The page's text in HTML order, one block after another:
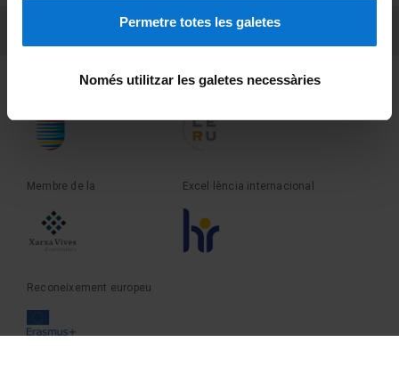
Permetre totes les galetes
Només utilitzar les galetes necessàries
Fundadora de la Membre de la
Membre de la Excel·lència internacional
Reconeixement europeu